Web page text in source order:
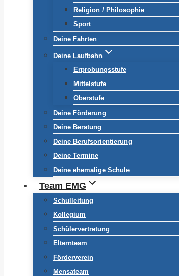
Religion / Philosophie
Sport
Deine Fahrten
Deine Laufbahn
Erprobungsstufe
Mittelstufe
Oberstufe
Deine Förderung
Deine Beratung
Deine Berufsorientierung
Deine Termine
Deine ehemalige Schule
Team EMG
Schulleitung
Kollegium
Schülervertretung
Elternteam
Förderverein
Mensateam